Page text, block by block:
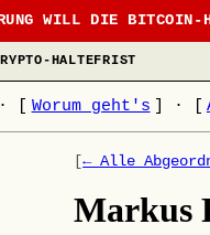
WILL DIE BITCOIN-
HALTEFRIST
· Worum geht's ·
[← Alle
Markus